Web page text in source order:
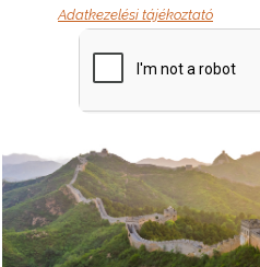
Adatkezelési tájékoztató